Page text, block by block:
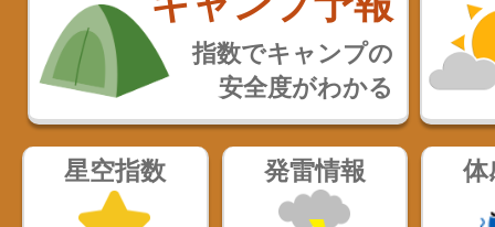
指数でキャンプの
安全度がわかる
星空指数 発雷情報 体